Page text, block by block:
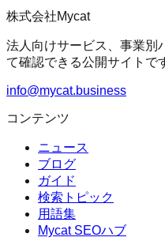
株式会社Mycat
法人向けサービス、事業別
て確認できる公開サイトで
info@mycat.business
コンテンツ
ニュース
ブログ
ガイド
検索トピック
用語集
Mycat SEOハブ